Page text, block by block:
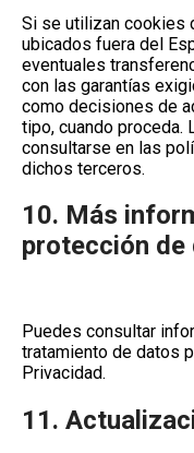
Si se utilizan cookies
ubicados fuera del
eventuales
con las garantías
como decisiones de
tipo, cuando proceda.
consultarse en las
dichos terceros.
10. Más
protección de
Puedes consultar
tratamiento de datos
Privacidad.
11.